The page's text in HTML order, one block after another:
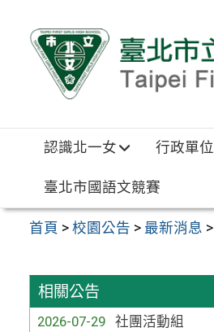
認識北一女 行政單位
臺北市國語文競賽
首頁 >校園公告 > 最新消息 >
相關公告
2026-07-29
社團活動組